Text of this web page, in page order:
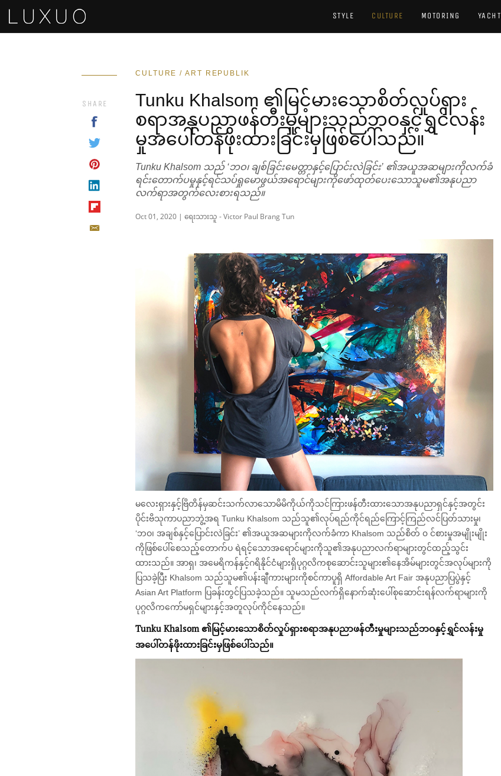
STYLE CULTURE MOTORING
CULTURE / ART REPUBLIK
Tunku Khalsom ၏မြင့်မားသောစိတ်လှုပ်ရှား
စရာအနုပညာဖန်တီးမှုများသည်ဘဝနှင့်ရွှင်လန်း
မှုအပေါ်တန်ဖိုးထားခြင်းမှဖြစ်ပေါ်သည်။
Tunku Khalsom သည် ‘ဘဝ၊ ချစ်ခြင်းမေတ္တာနှင့်ပြောင်းလဲခြင်း’ ၏အယူအဆများကိုလက်ခံ
ရင်းတောက်ပမှုနှင့်ရင်သပ်ရှုမောဖွယ်အရောင်များကိုဖော်ထုတ်ပေးသောသူမ၏အနုပညာ
လက်ရာအတွက်လေးစားရသည်။
Oct 01, 2020 | ရေးသားသူ - Victor Paul Brang Tun
SHARE
မလေးရှားနှင့်ဗြိတိန်မှဆင်းသက်လာသောမိမိကိုယ်ကိုသင်ကြားဖန်တီးထားသောအနုပညာရှင်နှင့်အတွင်း
ပိုင်းဗိသုကာပညာဘွဲ့အရ Tunku Khalsom သည်သူ၏လုပ်ရည်ကိုင်ရည်ကြောင့်ကြည်လင်ပြတ်သားမှု၊
‘ဘဝ၊ အချစ်နှင့်ပြောင်းလဲခြင်း’ ၏အယူအဆများကိုလက်ခံကာ Khalsom သည်စိတ် ၀ င်စားမှုအမျိုးမျိုး
ကိုဖြစ်ပေါ်စေသည့်တောက်ပ ရဲရင့်သောအရောင်များကိုသူ၏အနုပညာလက်ရာများတွင်ထည့်သွင်း
ထားသည်။ အာရှ၊ အမေရိကန်နှင့်ဂရိနိုင်ငံများရှိပုဂ္ဂလိကစုဆောင်းသူများ၏နေအိမ်များတွင်အလုပ်များကို
ပြသခဲ့ပြီး Khalsom သည်သူမ၏ပန်းချီကားများကိုစင်ကာပူရှိ Affordable Art Fair အနုပညာပြပွဲနှင့်
Asian Art Platform ပြခန်းတွင်ပြသခဲ့သည်။ သူမသည်လက်ရှိနောက်ဆုံးပေါ်စုဆောင်းရန်လက်ရာများကို
ပုဂ္ဂလိကကော်မရှင်များနှင့်အတူလုပ်ကိုင်နေသည်။
Tunku Khalsom၏မြင့်မားသောစိတ်လှုပ်ရှားစရာအနုပညာဖန်တီးမှုများသည်ဘဝနှင့်ရွှင်လန်းမှု
အပေါ်တန်ဖိုးထားခြင်းမှဖြစ်ပေါ် သည်။